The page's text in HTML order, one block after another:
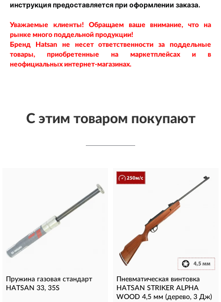
инструкция предоставляется при оформлении заказа.
Уважаемые клиенты! Обращаем ваше внимание, что на
рынке много поддельной продукции!
Бренд Hatsan
не несет ответственности за поддельные
товары, приобретенные на маркетплейсах и в
неофициальных интернет-магазинах.
С этим товаром покупают
Пружина газовая стандарт
HATSAN 33, 35S
Пневматическая винтовка
HATSAN STRIKER ALPHA
WOOD 4,5 мм (дерево, 3 Дж)